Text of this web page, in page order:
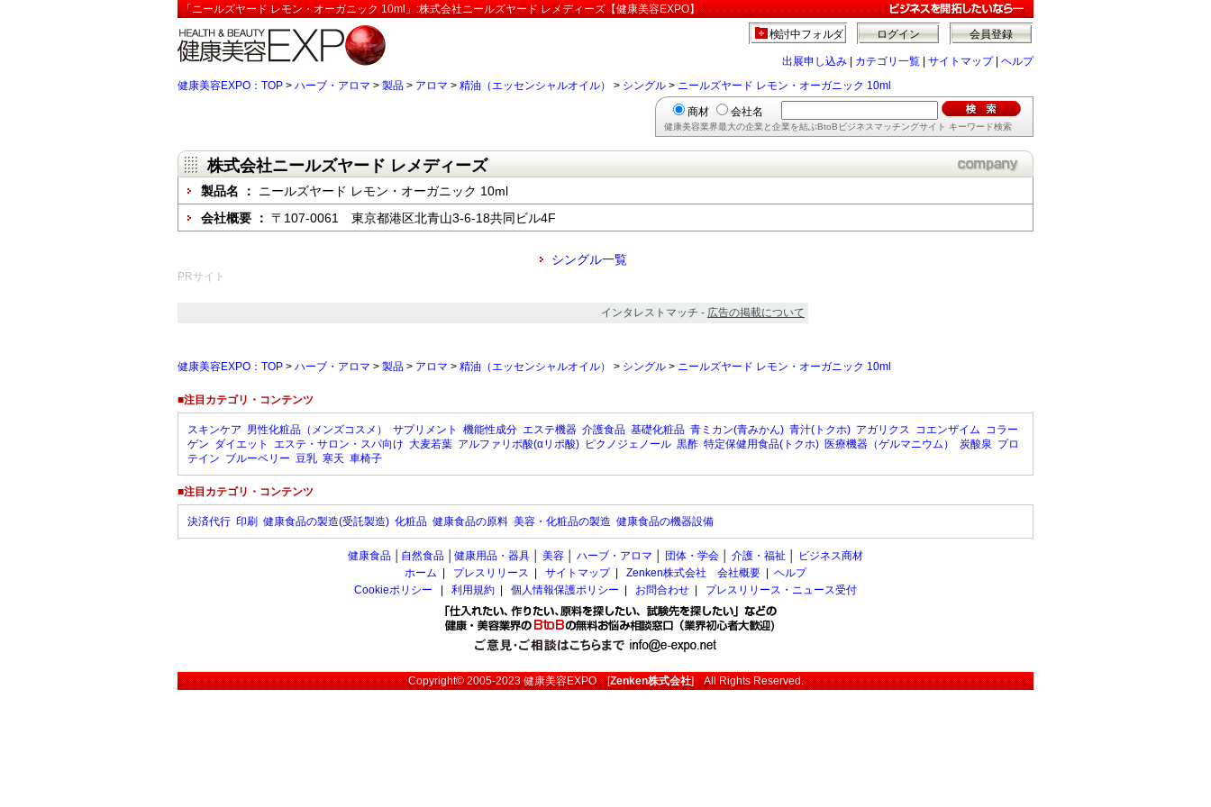
「ニールズヤード レモン・オーガニック 10ml」:株式会社ニールズヤード レメディーズ【健康美容EXPO】
会員登録
ログイン
検討中フォルダ
出展申し込み カテゴリ一覧 サイトマップ| ヘルプ
健康美容EXPO：TOP > ハーブ・アロマ > 製品 > アロマ > 精油（エッセンシャルオイル） > シングル > ニールズヤード レモン・オーガニック 10ml
商材 会社名
健康美容業界最大の企業と企業を結ぶBtoBビジネスマッチングサイト キーワード検索
株式会社ニールズヤード レメディーズ
製品名 ： ニールズヤード レモン・オーガニック 10ml
会社概要 ： 〒107-0061 東京都港区北青山3-6-18共同ビル4F
シングル一覧
PRサイト
インタレストマッチ - 広告の掲載について
健康美容EXPO：TOP > ハーブ・アロマ > 製品 > アロマ > 精油（エッセンシャルオイル） > シングル > ニールズヤード レモン・オーガニック 10ml
■注目カテゴリ・コンテンツ
スキンケア 男性化粧品（メンズコスメ） サプリメント 機能性成分 エステ機器 介護食品 基礎化粧品 青ミカン(青みかん) 青汁(トクホ) アガリクス コエンザイム コラー
ゲン ダイエット エステ・サロン・スパ向け 大麦若葉 アルファリポ酸(αリポ酸) ピクノジェノール 黒酢 特定保健用食品(トクホ) 医療機器（ゲルマニウム） 炭酸泉 プロ
テイン ブルーベリー 豆乳 寒天 車椅子
■注目カテゴリ・コンテンツ
決済代行 印刷 健康食品の製造(受託製造) 化粧品 健康食品の原料 美容・化粧品の製造 健康食品の機器設備
健康食品 自然食品 健康用品・器具 美容 ハーブ・アロマ 団体・学会 介護・福祉
ビジネス商材
ホーム
プレスリリース サイトマップ| Zenken株式会社 会社概要
ヘルプ
Cookieポリシー
利用規約 個人情報保護ポリシー お問合わせ プレスリリース・ニュース受付
Copyright© 2005-2023健康美容EXPO[Zenken株式会社] All Rights Reserved.